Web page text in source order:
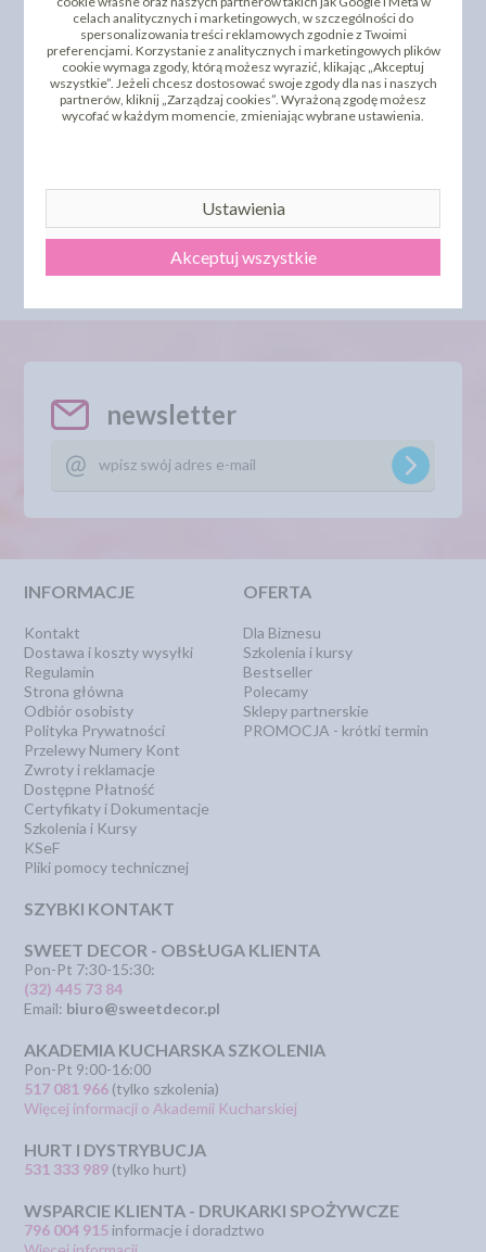
DO KOSZYKA DO KOSZYKA
newsletter
INFORMACJE
Kontakt
Dostawa i koszty wysyłki
Regulamin
Strona główna
Odbiór osobisty
Polityka Prywatności
Przelewy Numery Kont
Zwroty i reklamacje
Dostępne Płatność
Certyfikaty i Dokumentacje
Szkolenia i Kursy
KSeF
Pliki pomocy technicznej
OFERTA
Dla Biznesu
Szkolenia i kursy
Bestseller
Polecamy
Sklepy partnerskie
PROMOCJA - krótki termin
SZYBKI KONTAKT
SWEET DECOR - OBSŁUGA KLIENTA
Pon-Pt 7:30-15:30:
(32) 445 73 84
Email: biuro@sweetdecor.pl
AKADEMIA KUCHARSKA SZKOLENIA
Pon-Pt 9:00-16:00
517 081 966 (tylko szkolenia)
Więcej informacji o Akademii Kucharskiej
HURT I DYSTRYBUCJA
531 333 989 (tylko hurt)
WSPARCIE KLIENTA - DRUKARKI SPOŻYWCZE
796 004 915 informacje i doradztwo
celach analitycznych i marketingowych, w szczególności do
spersonalizowania treści reklamowych zgodnie z Twoimi
preferencjami. Korzystanie z analitycznych i marketingowych plików
cookie wymaga zgody, którą możesz wyrazić, klikając „Akceptuj
wszystkie”. Jeżeli chcesz dostosować swoje zgody dla nas i naszych
partnerów, kliknij „Zarządzaj cookies”. Wyrażoną zgodę możesz
wycofać w każdym momencie, zmieniając wybrane ustawienia.
Ustawienia
Akceptuj wszystkie